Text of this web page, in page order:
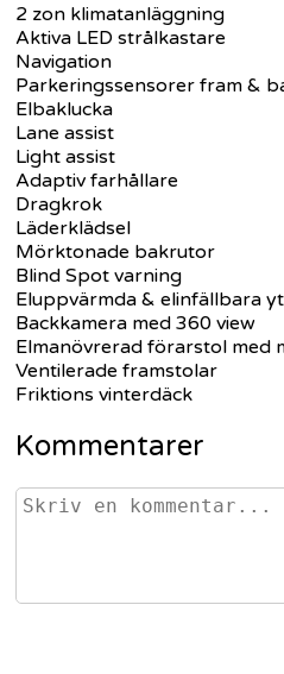
2 zon klimatanläggning
Aktiva LED strålkastare
Navigation
Parkeringssensorer fram &
Elbaklucka
Lane assist
Light assist
Adaptiv farhållare
Dragkrok
Läderklädsel
Mörktonade bakrutor
Blind Spot varning
Eluppvärmda & elinfällbara
Backkamera med 360 view
Elmanövrerad förarstol med
Ventilerade framstolar
Friktions vinterdäck
Kommentarer